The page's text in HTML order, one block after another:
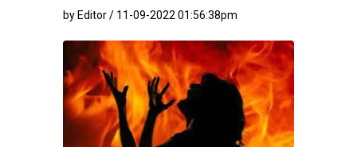
by Editor / 11-09-2022 01:56:38pm